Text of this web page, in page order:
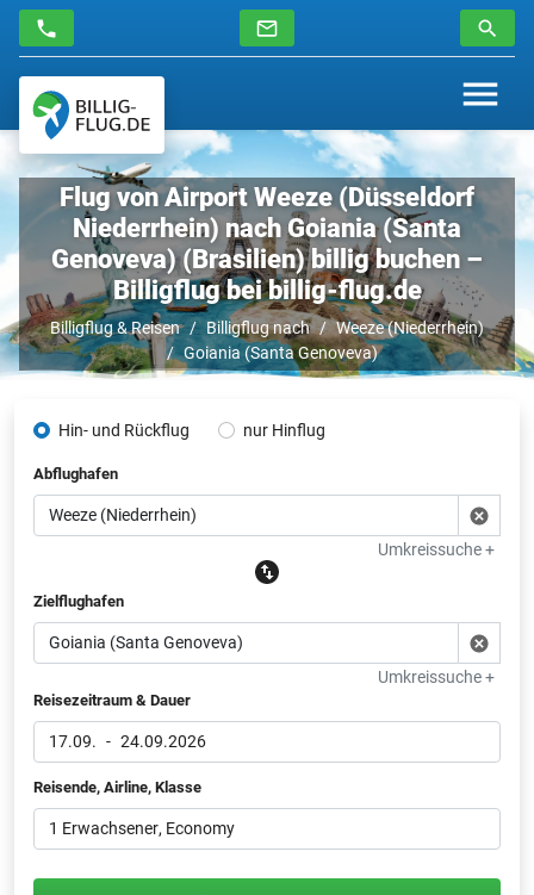
Flug von Airport Weeze (Düsseldorf
Niederrhein) nach Goiania (Santa
Genoveva) (Brasilien) billig buchen –
Billigflug bei billig-flug.de
Billigflug & Reisen Billigflug nach
Weeze (Niederrhein)
Goiania (Santa Genoveva)
Hin- und Rückflug nur Hinflug
Abflughafen
Umkreissuche +
Zielflughafen
Umkreissuche +
Reisezeitraum & Dauer
17.09. - 24.09.2026
Reisende, Airline, Klasse
1 Erwachsener, Economy